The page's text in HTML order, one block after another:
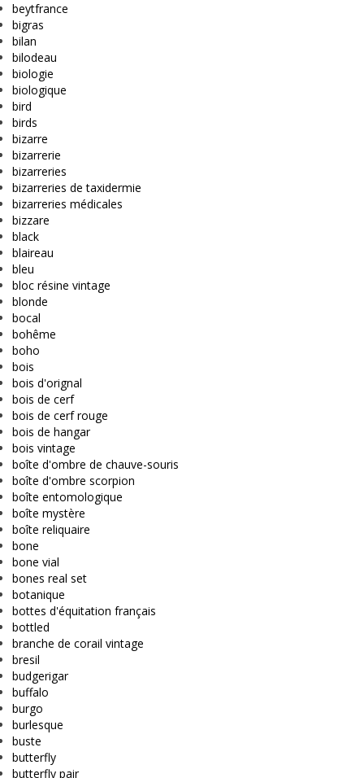
beytfrance
bigras
bilan
bilodeau
biologie
biologique
bird
birds
bizarre
bizarrerie
bizarreries
bizarreries de taxidermie
bizarreries médicales
bizzare
black
blaireau
bleu
bloc résine vintage
blonde
bocal
bohême
boho
bois
bois d'orignal
bois de cerf
bois de cerf rouge
bois de hangar
bois vintage
boîte d'ombre de chauve-souris
boîte d'ombre scorpion
boîte entomologique
boîte mystère
boîte reliquaire
bone
bone vial
bones real set
botanique
bottes d'équitation français
bottled
branche de corail vintage
bresil
budgerigar
buffalo
burgo
burlesque
buste
butterfly
butterfly pair